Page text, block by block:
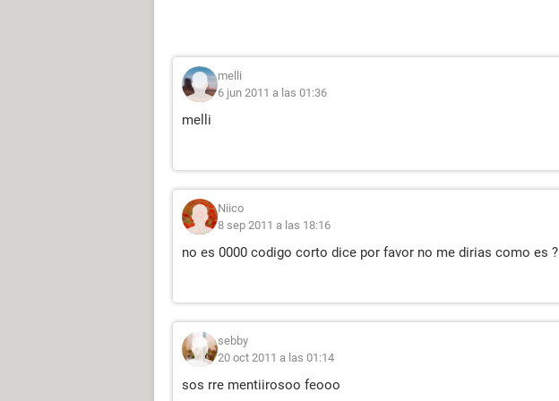
melli
6 jun 2011 a las 01:36
melli
Niico
8 sep 2011 a las 18:16
no es 0000 codigo corto dice por favor no me dirias como es ?
sebby
20 oct 2011 a las 01:14
sos rre mentiirosoo feooo